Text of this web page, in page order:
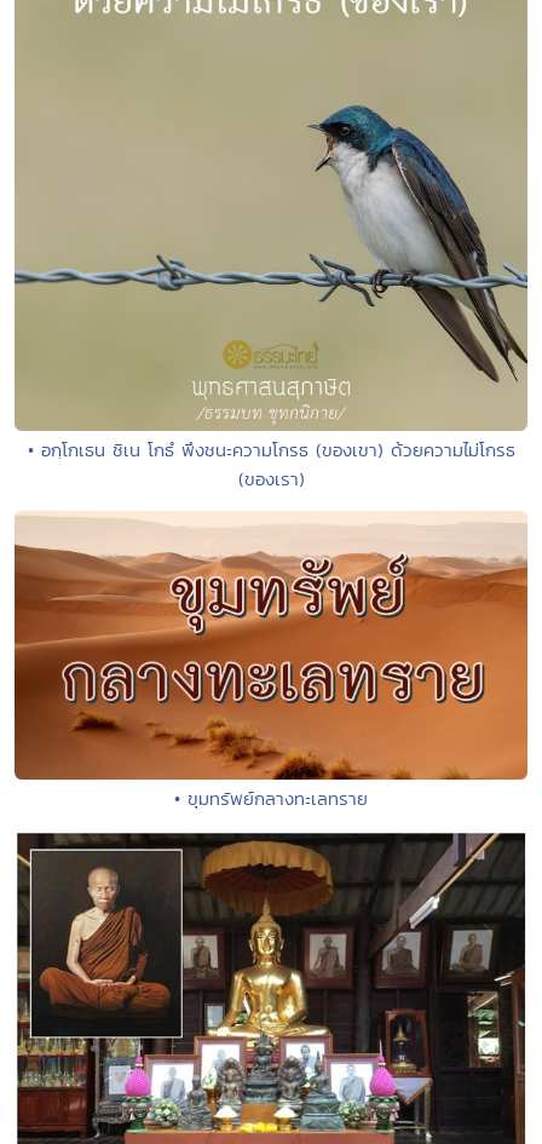
• อกฺโกเธน ชิเน โกธํ พึงชนะความโกรธ (ของเขา) ด้วยความไม่โกรธ
(ของเรา)
• ขุมทรัพย์กลางทะเลทราย